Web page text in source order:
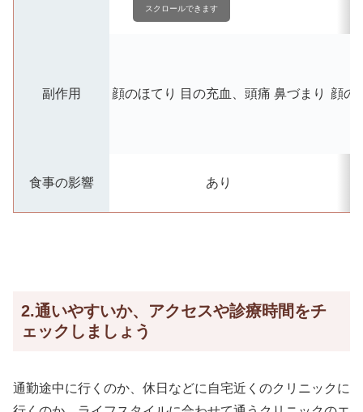
副作用 顔のほてり 目の充血、頭痛 鼻づまり 顔の
食事の影響 あり
スクロールできます
2.通いやすいか、アクセスや診療時間をチ
ェックしましょう
通勤途中に行くのか、休日などに自宅近くのクリニックに